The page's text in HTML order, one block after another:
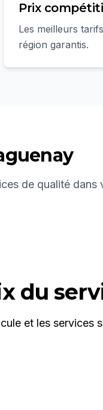
Prix
Les meilleurs
région garantis.
de qualité dans
du
et les services